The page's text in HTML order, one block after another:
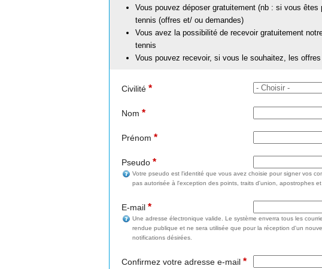
Vous pouvez déposer gratuitement (nb : si vous
tennis (offres et/ ou demandes)
Vous avez la possibilité de recevoir gratuitement
tennis
Vous pouvez recevoir, si vous le souhaitez, les
Civilité *
Nom *
Prénom *
Pseudo *
Votre pseudo est l'identité que vous avez choisie pour signer vos
pas autorisée à l'exception des points, traits d'union, apostrophes et
E-mail *
Une adresse électronique valide. Le système enverra tous les
rendue publique et ne sera utilisée que pour la réception d'un
notifications désirées.
Confirmez votre adresse e-mail *